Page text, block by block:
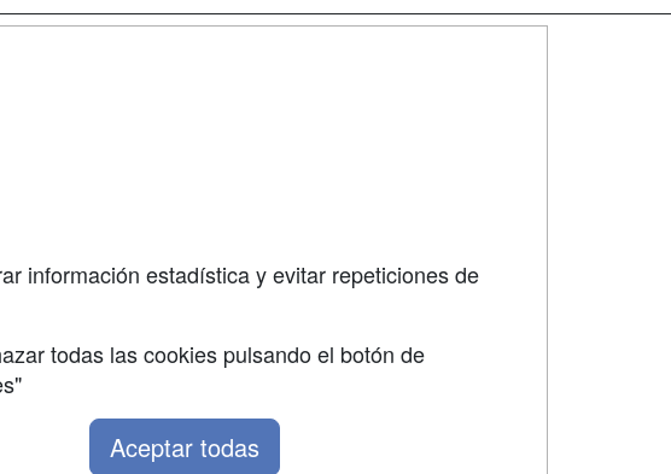
información estadística y evitar repeticiones de
todas las cookies pulsando el botón de
Aceptar todas